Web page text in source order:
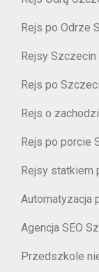
Rejs po Odrze
Rejsy Szczecin
Rejs po
Rejs o
Rejs po porcie
Rejsy statkiem
Automatyzacja
Agencja SEO
Przedszkole